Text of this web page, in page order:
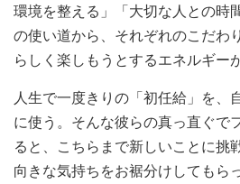
環境を整える」「大切な人との時
の使い道から、それぞれのこだわ
らしく楽しもうとするエネルギー
人生で一度きりの「初任給」を、
に使う。そんな彼らの真っ直ぐで
ると、こちらまで新しいことに挑
向きな気持ちをお裾分けしてもら